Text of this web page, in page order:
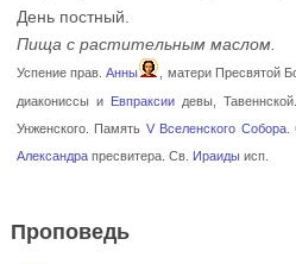
День постный.
Пища с растительным маслом.
Успение прав.Анны , матери Пресвятой
диакониссы и Евпраксиидевы,
Унженского. Память V Вселенского Собора.
Александрапресвитера. Св. Ираидыисп.
Проповедь